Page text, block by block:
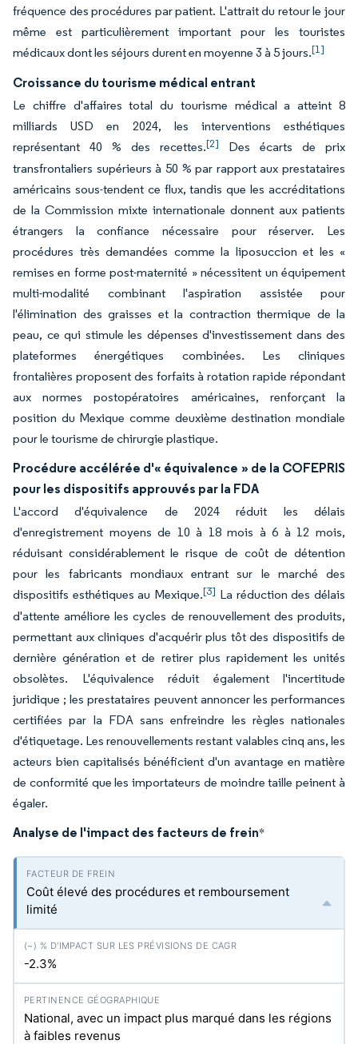
fréquence des procédures par patient. L'attrait du retour le jour
même est particulièrement important pour les touristes
médicaux dont les séjours durent en moyenne 3 à 5 jours.[1]
Croissance du tourisme médical entrant
Le chiffre d'affaires total du tourisme médical a atteint 8
milliards USD en 2024, les interventions esthétiques
représentant 40 % des recettes.[2]
Des écarts de prix
transfrontaliers supérieurs à 50 % par rapport aux prestataires
américains sous-tendent ce flux, tandis que les accréditations
de la Commission mixte internationale donnent aux patients
étrangers la confiance nécessaire pour réserver. Les
procédures très demandées comme la liposuccion et les «
remises en forme post-maternité » nécessitent un équipement
multi-modalité combinant l'aspiration assistée pour
l'élimination des graisses et la contraction thermique de la
peau, ce qui stimule les dépenses d'investissement dans des
plateformes énergétiques combinées. Les cliniques
frontalières proposent des forfaits à rotation rapide répondant
aux normes postopératoires américaines, renforçant la
position du Mexique comme deuxième destination mondiale
pour le tourisme de chirurgie plastique.
Procédure accélérée d'« équivalence » de la COFEPRIS
pour les dispositifs approuvés par la FDA
L'accord d'équivalence de 2024 réduit les délais
d'enregistrement moyens de 10 à 18 mois à 6 à 12 mois,
réduisant considérablement le risque de coût de détention
pour les fabricants mondiaux entrant sur le marché des
dispositifs esthétiques au Mexique.[3] La réduction des délais
d'attente améliore les cycles de renouvellement des produits,
permettant aux cliniques d'acquérir plus tôt des dispositifs de
dernière génération et de retirer plus rapidement les unités
obsolètes. L'équivalence réduit également l'incertitude
juridique ; les prestataires peuvent annoncer les performances
certifiées par la FDA sans enfreindre les règles nationales
d'étiquetage. Les renouvellements restant valables cinq ans, les
acteurs bien capitalisés bénéficient d'un avantage en matière
de conformité que les importateurs de moindre taille peinent à
égaler.
Analyse de l'impact des facteurs de frein*
Coût élevé des procédures et remboursement
limité
-2.3%
National, avec un impact plus marqué dans les régions
à faibles revenus